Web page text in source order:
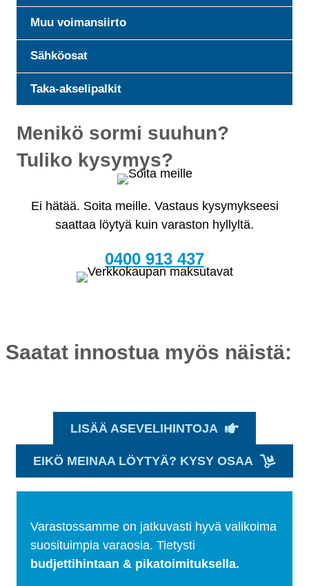
Muu voimansiirto
Sähköosat
Taka-akselipalkit
Menikö sormi suuhun?
Tuliko kysymys?
Ei hätää. Soita meille. Vastaus kysymykseesi
saattaa löytyä kuin varaston hyllyltä.
0400 913 437
Saatat innostua myös näistä:
Varastossamme on jatkuvasti hyvä valikoima
suosituimpia varaosia. Tietysti
budjettihintaan & pikatoimituksella.
LISÄÄ ASEVELIHINTOJA
EIKÖ MEINAA LÖYTYÄ? KYSY OSAA